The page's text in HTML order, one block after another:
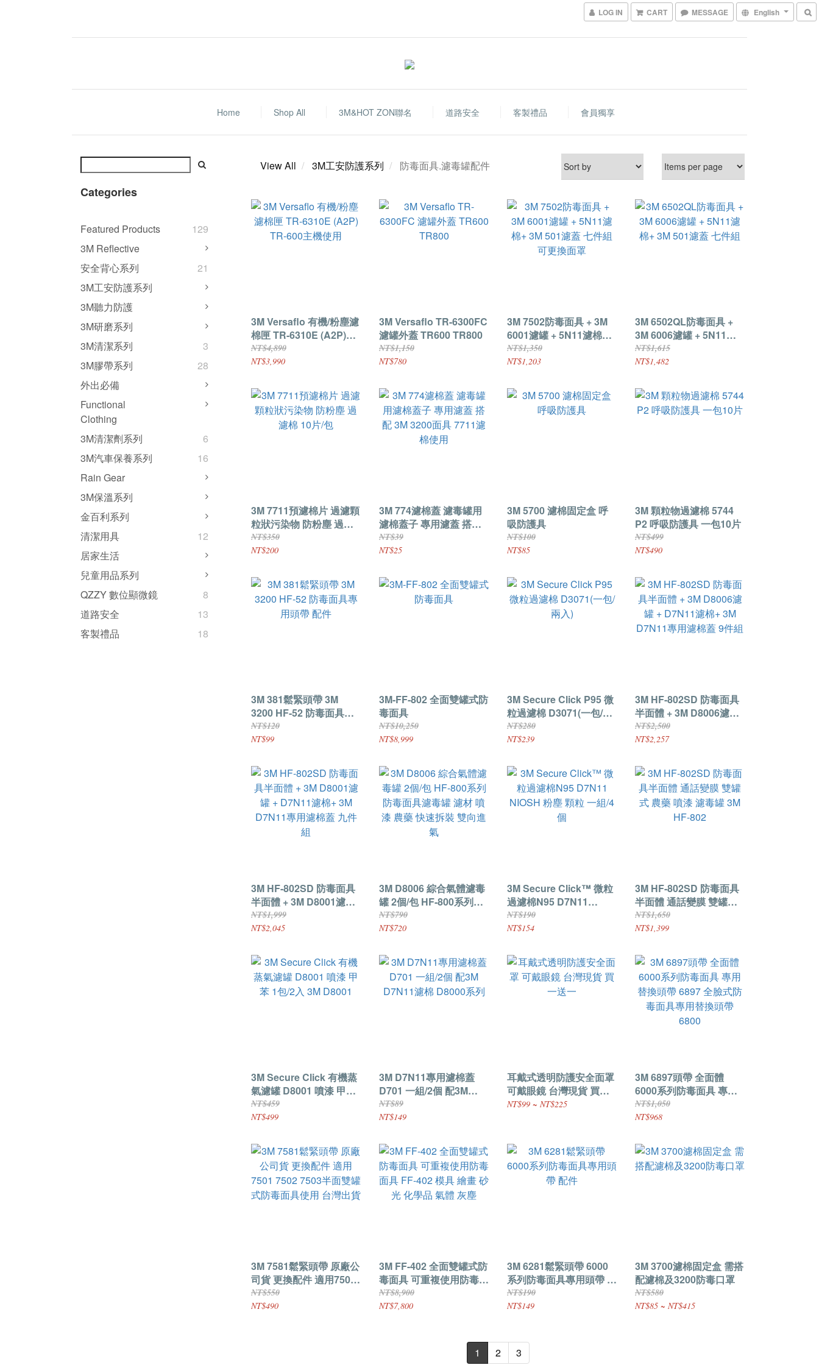
LOG IN CART MESSAGE English
Home Shop All 3M&HOT ZON聯名 道路安全 客製禮品 會員獨享
Categories
Featured Products
129
3M Reflective
安全背心系列
21
3M工安防護系列
3M聽力防護
3M研磨系列
3M清潔系列
3
3M膠帶系列
28
外出必備
Functional
Clothing
3M清潔劑系列
6
3M汽車保養系列
16
Rain Gear
3M保溫系列
金百利系列
清潔用具
12
居家生活
兒童用品系列
QZZY 數位顯微鏡
8
道路安全
13
客製禮品
18
View All 3M工安防護系列 防毒面具.濾毒罐配件
3M Versaflo 有機/粉塵濾
棉匣 TR-6310E (A2P)
TR-600主機使用
NT$4,890
NT$3,990
3M Versaflo TR-6300FC
濾罐外蓋 TR600 TR800
NT$1,150
NT$780
3M 7502防毒面具 + 3M
6001濾罐 + 5N11濾棉+
3M 501濾蓋 七件組 可更
換面罩
NT$1,350
NT$1,203
3M 6502QL防毒面具 +
3M 6006濾罐 + 5N11濾
棉+ 3M 501濾蓋 七件組
NT$1,615
NT$1,482
3M 7711預濾棉片 過濾顆
粒狀污染物 防粉塵 過濾
棉 10片/包
NT$350
NT$200
3M 774濾棉蓋 濾毒罐用
濾棉蓋子 專用濾蓋 搭配
3M 3200面具 7711濾棉
使用
NT$39
NT$25
3M 5700 濾棉固定盒 呼
吸防護具
NT$100
NT$85
3M 顆粒物過濾棉 5744
P2 呼吸防護具 一包10片
NT$499
NT$490
3M 381鬆緊頭帶 3M
3200 HF-52 防毒面具專
用頭帶 配件
NT$120
NT$99
3M-FF-802 全面雙罐式防
毒面具
NT$10,250
NT$8,999
3M Secure Click P95 微
粒過濾棉 D3071(一包/兩
入)
NT$280
NT$239
3M HF-802SD 防毒面具
半面體 + 3M D8006濾罐
+ D7N11濾棉+ 3M
D7N11專用濾棉蓋 9件組
NT$2,500
NT$2,257
3M HF-802SD 防毒面具
半面體 + 3M D8001濾罐
+ D7N11濾棉+ 3M
D7N11專用濾棉蓋 九件
NT$1,999
NT$2,045
3M D8006 綜合氣體濾毒
罐 2個/包 HF-800系列防
毒面具濾毒罐 濾材 噴漆
農藥 快速拆裝 雙向進氣
NT$790
NT$720
3M Secure Click™ 微粒
過濾棉N95 D7N11
NIOSH 粉塵 顆粒 一組/4
個
NT$190
NT$154
3M HF-802SD 防毒面具
半面體 通話變膜 雙罐式
農藥 噴漆 濾毒罐 3M HF-
802
NT$1,650
NT$1,399
3M Secure Click 有機蒸
氣濾罐 D8001 噴漆 甲苯
1包/2入 3M D8001
NT$459
NT$499
3M D7N11專用濾棉蓋
D701 一組/2個 配3M
D7N11濾棉 D8000系列
NT$89
NT$149
耳戴式透明防護安全面罩
可戴眼鏡 台灣現貨 買一
送一
NT$99 ~ NT$225
3M 6897頭帶 全面體
6000系列防毒面具 專用
替換頭帶 6897 全臉式防
毒面具專用替換頭帶
NT$1,050
NT$968
3M 7581鬆緊頭帶 原廠公
司貨 更換配件 適用7501
7502 7503半面雙罐式防
毒面具使用 台灣出貨
NT$550
NT$490
3M FF-402 全面雙罐式防
毒面具 可重複使用防毒面
具 FF-402 模具 繪畫 砂光
化學品 氣體 灰塵
NT$8,900
NT$7,800
3M 6281鬆緊頭帶 6000
系列防毒面具專用頭帶 配
件
NT$190
NT$149
3M 3700濾棉固定盒 需搭
配濾棉及3200防毒口罩
NT$580
NT$85 ~ NT$415
1 2 3